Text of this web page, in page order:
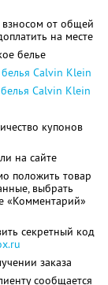
взносом от общей
на месте
белье
Calvin Klein
Calvin Klein
купонов
на сайте
положить товар
выбрать
«Комментарий»
секретный код
заказа
сообщается